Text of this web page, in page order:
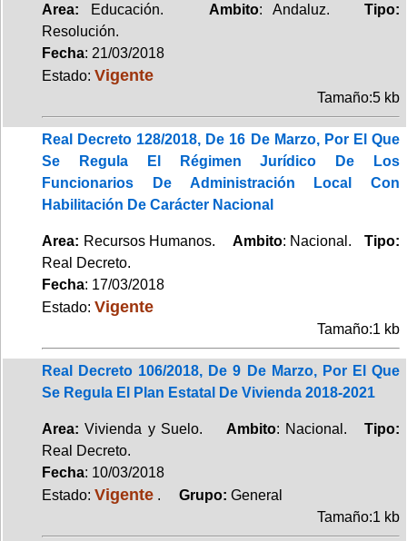
Area: Educación. Ambito: Andaluz.Tipo:
Resolución.
Fecha: 21/03/2018
Estado: Vigente
Tamaño:5 kb
Real Decreto 128/2018, De 16 De Marzo, Por El Que
Se Regula El Régimen Jurídico De Los
Funcionarios De Administración Local Con
Habilitación De Carácter Nacional
Area: Recursos Humanos. Ambito: Nacional.Tipo:
Real Decreto.
Fecha: 17/03/2018
Estado: Vigente
Tamaño:1 kb
Real Decreto 106/2018, De 9 De Marzo, Por El Que
Se Regula El Plan Estatal De Vivienda 2018-2021
Area: Vivienda y Suelo. Ambito: Nacional.Tipo:
Real Decreto.
Fecha: 10/03/2018
Estado: Vigente . Grupo: General
Tamaño:1 kb